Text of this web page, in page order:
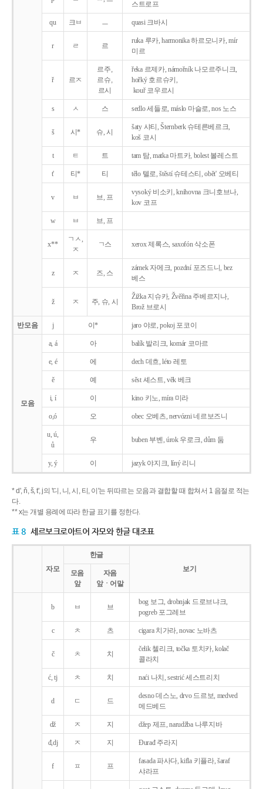
스트로프
qu 크ㅂ ㅡ quasi 크바시
r ㄹ 르
ruka 루카, harmonika 하르모니카, mír
미르
ř 르ㅈ
르주,
르슈,
르시
řeka 르제카, námořník 나모르주니크,
hořký 호르슈키,
kouř 코우르시
s ㅅ 스 sedlo 세들로, máslo 마슬로, nos 노스
š 시* 슈, 시
šaty 샤티, Šternberk 슈테른베르크,
koš 코시
t ㅌ 트 tam 탐, matka 마트카, bolest 볼레스트
t' 티* 티 tělo 텔로, štěstí 슈테스티, obět' 오베티
v ㅂ 브, 프
vysoký 비소키, knihovna 크니호브나,
kov 코프
w ㅂ 브, 프
x**
ㄱㅅ,
ㅈ
ㄱ스 xerox 제록스, saxofón 삭소폰
z ㅈ 즈, 스
zámek 자메크, pozdní 포즈드니, bez
베스
ž ㅈ 주, 슈, 시
Žižka 지슈카, Žvěřina 주베르지나,
Brož 브로시
반모음 j 이* jaro 야로, pokoj 포코이
모음
a, á 아 balík 발리크, komár 코마르
e, é 에 dech 데흐, léto 레토
ě 예 sěst 셰스트, věk 베크
i, í 이 kino 키노, míra 미라
o,ó 오 obec 오베츠, nervózni 네르보즈니
u, ú,
ů
우 buben 부벤, úrok 우로크, dům 둠
y, ý 이 jazyk야지크, líný 리니
* d', ň, š, t', j의 '디, 니, 시, 티, 이'는 뒤따르는 모음과 결합할 때 합쳐서 1 음절로 적는
다.
** x는 개별 용례에 따라 한글 표기를 정한다.
표 8 세르보크로아트어 자모와 한글 대조표
자모
한글
보기
모음
앞
자음
앞ㆍ어말
b ㅂ 브
bog 보그, drobnjak 드로브냐크,
pogreb 포그레브
c ㅊ 츠 cigara 치가라, novac 노바츠
č ㅊ 치
čelik 첼리크, točka 토치카, kolač
콜라치
ć, tj ㅊ 치 naći 나치, sestrić 세스트리치
d ㄷ 드
desno 데스노, drvo 드르보, medved
메드베드
dž ㅈ 지 džep 제프, narudžba 나루지바
đ,dj ㅈ 지 Ðurađ 주라지
f ㅍ 프
fasada 파사다, kifla 키플라, šaraf
샤라프